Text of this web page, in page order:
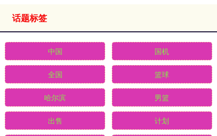
话题标签
中国 国机
全国 篮球
哈尔滨 男篮
出售 计划